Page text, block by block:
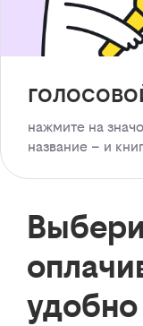
нажмите на
название – и